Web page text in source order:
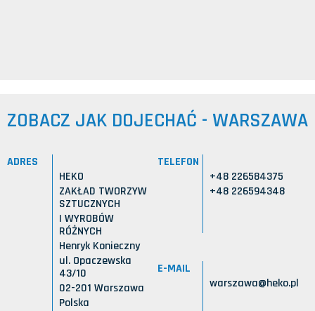
ZOBACZ JAK DOJECHAĆ - WARSZAWA
ADRES
HEKO
ZAKŁAD TWORZYW
SZTUCZNYCH
I WYROBÓW
RÓŻNYCH
Henryk Konieczny
ul. Opaczewska
43/10
02-201 Warszawa
Polska
TELEFON
+48 226584375
+48 226594348
E-MAIL
warszawa@heko.pl